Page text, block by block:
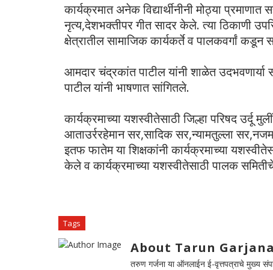
कार्यक्रमात अनेक विद्यार्थीनीनी मोठ्या प्रमाणात
नृत्य,देशभक्तीपर गीत सादर केले. त्या ठिकाणी
क्षेत्रातील सामाजिक कार्यकर्ते व पालकवर्गां कडून
आमदार चंद्रकांत पाटील यांनी शाळेत
पाटील यांनी भाषणात सांगितले.
कार्यक्रमाच्या यशस्वीतेसाठी जिल्हा परिषद उर्दू
आताउर्ररहेमान सर,सादिक सर,न्यामतुल्ला
इतफ फातेम या शिक्षकांनी कार्यक्रमाच्या
केले व कार्यक्रमाच्या यशस्वीतेसाठी पालक
Tags
About Tarun Garjana
तरुण गर्जना या ऑनलाईन ई-वृत्तपत्राचे मुख्य